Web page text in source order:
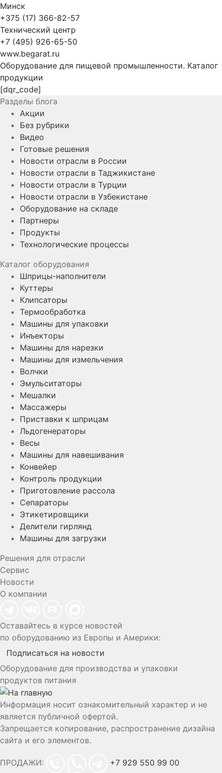
Минск
+375 (17) 366-82-57
Технический центр
+7 (495) 926-65-50
www.begarat.ru
Оборудование для пищевой промышленности. Каталог
продукции
[dqr_code]
Разделы блога
Акции
Без рубрики
Видео
Готовые решения
Новости отрасли в России
Новости отрасли в Таджикистане
Новости отрасли в Турции
Новости отрасли в Узбекистане
Оборудование на складе
Партнеры
Продукты
Технологические процессы
Каталог оборудования
Шприцы-наполнители
Куттеры
Клипсаторы
Термообработка
Машины для упаковки
Инъекторы
Машины для нарезки
Машины для измельчения
Волчки
Эмульситаторы
Мешалки
Массажеры
Приставки к шприцам
Льдогенераторы
Весы
Машины для навешивания
Конвейер
Контроль продукции
Приготовление рассола
Сепараторы
Этикетировщики
Делители гирлянд
Машины для загрузки
Решения для отрасли
Сервис
Новости
О компании
Оставайтесь в курсе новостей
по оборудованию из Европы и Америки:
Подписаться на новости
Оборудование для производства и упаковки
продуктов питания
Информация носит ознакомительный характер и не
является публичной офертой.
Запрещается копирование, распространение дизайна
сайта и его элементов.
ПРОДАЖИ: +7 929 550 99 00